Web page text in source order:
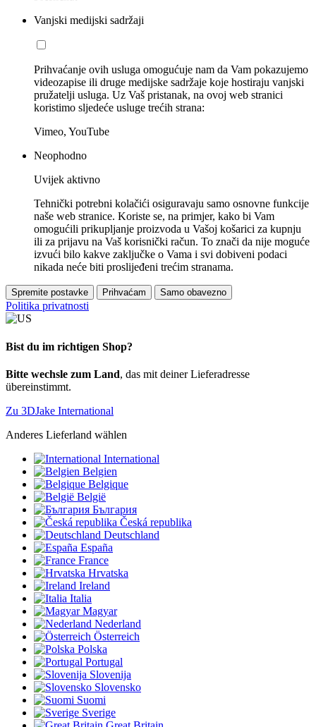
Vanjski medijski sadržaji
Prihvaćanje ovih usluga omogućuje nam da Vam pokazujemo
videozapise ili druge medijske sadržaje koje hostiraju vanjski
pružatelji usluga. Uz Vaš pristanak, na ovoj web stranici
koristimo sljedeće usluge trećih strana:
Vimeo, YouTube
Neophodno
Uvijek aktivno
Tehnički potrebni kolačići osiguravaju samo osnovne funkcije
naše web stranice. Koriste se, na primjer, kako bi Vam
omogućili prikupljanje proizvoda u Vašoj košarici za kupnju
ili za prijavu na Vaš korisnički račun. To znači da nije moguće
izvući bilo kakve zaključke o Vama i svi dobiveni podaci
nikada neće biti proslijeđeni trećim stranama.
Spremite postavke Prihvaćam Samo obavezno
Politika privatnosti
Bist du im richtigen Shop?
Bitte wechsle zum Land, das mit deiner Lieferadresse
übereinstimmt.
Zu 3DJake International
Anderes Lieferland wählen
International
Belgien
Belgique
België
България
Česká republika
Deutschland
España
France
Hrvatska
Ireland
Italia
Magyar
Nederland
Österreich
Polska
Portugal
Slovenija
Slovensko
Suomi
Sverige